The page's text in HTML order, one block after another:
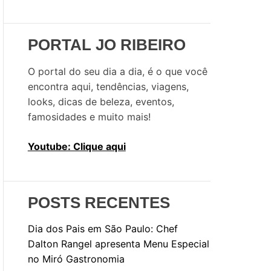
i
a
r
o
r
PORTAL JO RIBEIRO
O portal do seu dia a dia, é o que você
encontra aqui, tendências, viagens,
looks, dicas de beleza, eventos,
famosidades e muito mais!
Youtube: Clique aqui
POSTS RECENTES
Dia dos Pais em São Paulo: Chef
Dalton Rangel apresenta Menu Especial
no Miró Gastronomia